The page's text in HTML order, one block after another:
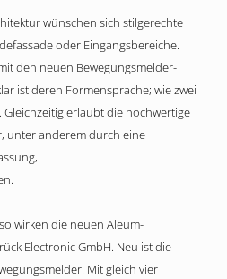
wünschen sich stilgerechte
oder Eingangsbereiche.
den neuen Bewegungsmelder-
ist deren Formensprache; wie zwei
erlaubt die hochwertige
unter anderem durch eine
wirken die neuen Aleum-
Electronic GmbH. Neu ist die
Mit gleich vier